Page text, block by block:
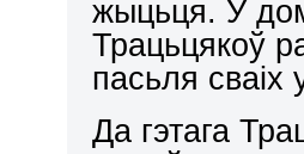
жыцьця. У
Трацьцякоў
пасьля сваіх
Да гэтага